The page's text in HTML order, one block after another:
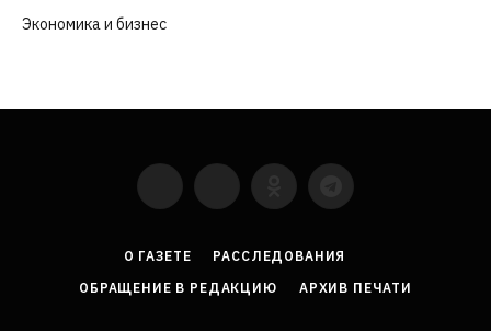
Экономика и бизнес
YouTubeVKontakte
LinkedInFlickr
О ГАЗЕТЕ
РАССЛЕДОВАНИЯ
ОБРАЩЕНИЕ В РЕДАКЦИЮ
АРХИВ ПЕЧАТИ